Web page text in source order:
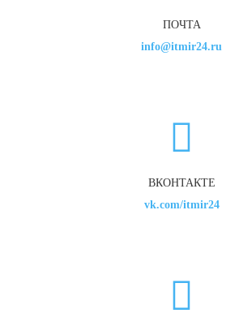
ПОЧТА
info@itmir24.ru
ВКОНТАКТЕ
vk.com/itmir24